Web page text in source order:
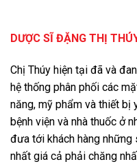
DƯỢC SĨ ĐẶNG THỊ
Chị Thúy hiện tại đã và
hệ thống phân phối các
năng, mỹ phẩm và thiết bị
bệnh viện và nhà thuốc ở
đưa tới khách hàng
nhất giá cả phải chăng